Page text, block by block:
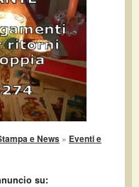
e News » Eventi e
su: